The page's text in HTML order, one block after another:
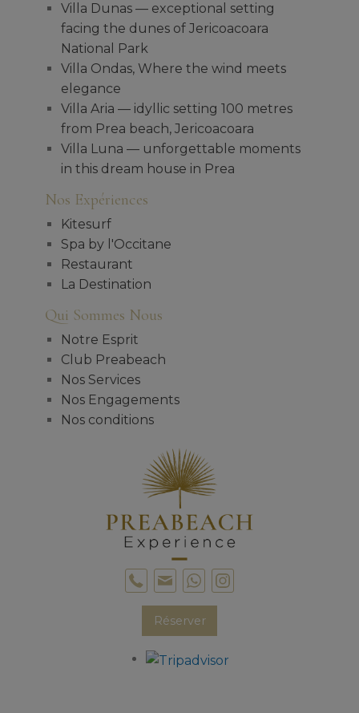
Villa Dunas — exceptional setting
facing the dunes of Jericoacoara
National Park
Villa Ondas, Where the wind meets
elegance
Villa Aria — idyllic setting 100 metres
from Prea beach, Jericoacoara
Villa Luna — unforgettable moments
in this dream house in Prea
Nos Expériences
Kitesurf
Spa by l'Occitane
Restaurant
La Destination
Qui Sommes Nous
Notre Esprit
Club Preabeach
Nos Services
Nos Engagements
Nos conditions
Réserver